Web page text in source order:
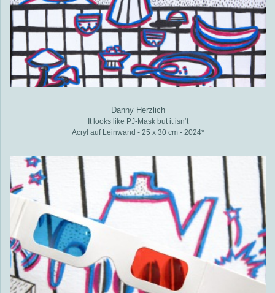
Danny Herzlich
It looks like PJ-Mask but it isn‘t
Acryl auf Leinwand - 25 x 30 cm - 2024*